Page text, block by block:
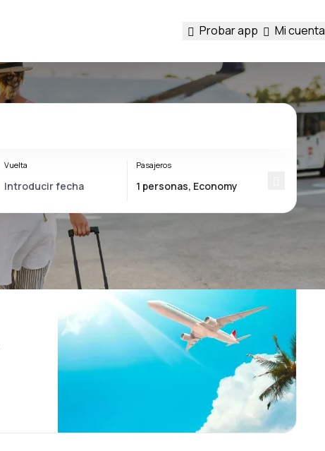
Probar app Mi cuenta
Vuelta Pasajeros